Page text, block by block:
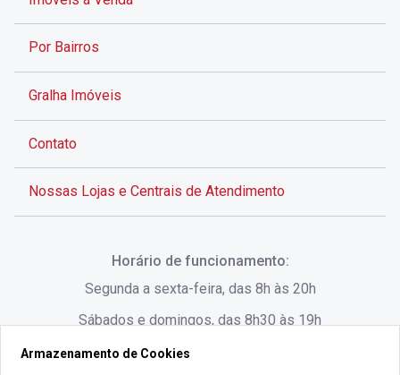
Por Bairros
Gralha Imóveis
Contato
Nossas Lojas e Centrais de Atendimento
Rua Lauro Linhares, 1080 - Trindade, Florianópolis -
Horário de funcionamento:
Segunda a sexta-feira, das 8h às 20h
Sábados e domingos, das 8h30 às 19h
Armazenamento de Cookies